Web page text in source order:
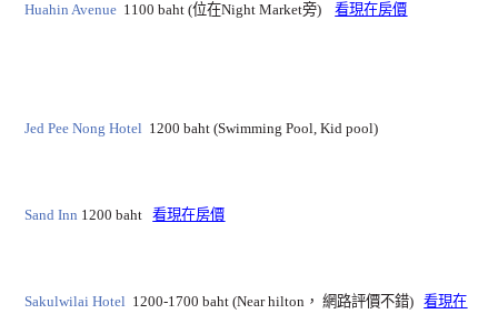
Huahin Avenue 1100 baht (位在Night Market旁)看現在房價
Jed Pee Nong Hotel 1200 baht (Swimming Pool, Kid pool)
Sand Inn 1200 baht看現在房價
Sakulwilai Hotel 1200-1700 baht (Near hilton ， 網路評價不錯)看現在